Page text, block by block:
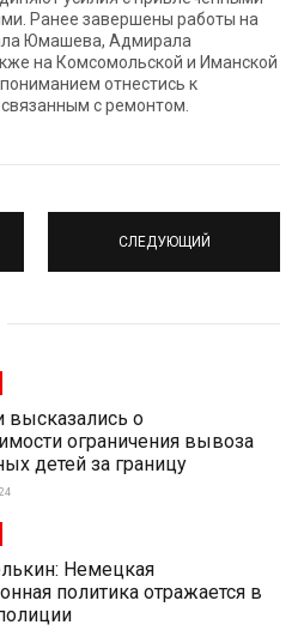
Ранее завершены работы на
Юмашева, Адмирала
на Комсомольской и Иманской
отнестись к
с ремонтом.
СЛЕДУЮЩИЙ
высказались о
ограничения вывоза
детей за границу
Немецкая
политика отражается в